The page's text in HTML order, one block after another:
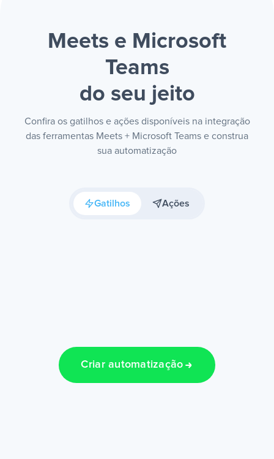
Meets e Microsoft
Teams
do seu jeito
Confira os gatilhos e ações disponíveis na integração
das ferramentas Meets + Microsoft Teams e construa
sua automatização
Gatilhos Ações
Criar automatização